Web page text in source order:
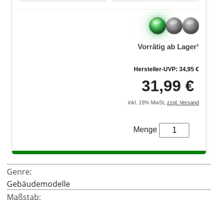
Vorrätig ab Lager¹
Hersteller-UVP: 34,95 €
31,99 €
inkl. 19% MwSt, zzgl. Versand
Menge
Genre:
Gebäudemodelle
Maßstab: